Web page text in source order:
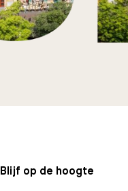
Blijf op de hoogte